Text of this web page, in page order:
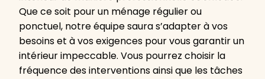
Que ce soit pour un ménage régulier ou
ponctuel, notre équipe saura s’adapter à vos
besoins et à vos exigences pour vous garantir un
intérieur impeccable. Vous pourrez choisir la
fréquence des interventions ainsi que les tâches